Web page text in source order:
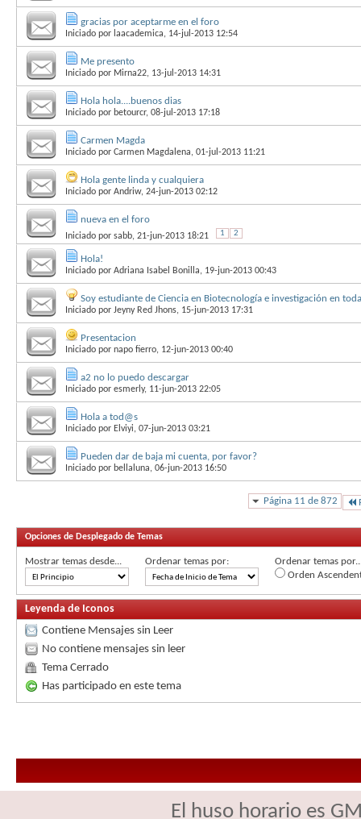
gracias por aceptarme en el foro
Iniciado por laacademica, 14-jul-2013 12:54
Me presento
Iniciado por Mirna22, 13-jul-2013 14:31
Hola hola....buenos dias
Iniciado por betourcr, 08-jul-2013 17:18
Carmen Magda
Iniciado por Carmen Magdalena, 01-jul-2013 11:21
Hola gente linda y cualquiera
Iniciado por Andriw, 24-jun-2013 02:12
nueva en el foro
Iniciado por sabb, 21-jun-2013 18:21 1 2
Hola!
Iniciado por Adriana Isabel Bonilla, 19-jun-2013 00:43
Soy estudiante de Ciencia en Biotecnología e investigación en
Iniciado por Jeyny Red Jhons, 15-jun-2013 17:31
Presentacion
Iniciado por napo fierro, 12-jun-2013 00:40
a2 no lo puedo descargar
Iniciado por esmerly, 11-jun-2013 22:05
Hola a tod@s
Iniciado por Elviyi, 07-jun-2013 03:21
Pueden dar de baja mi cuenta, por favor?
Iniciado por bellaluna, 06-jun-2013 16:50
Página 11 de 872
Opciones de Desplegado de Temas
Mostrar temas desde... Ordenar temas por:
Ordenar temas
Orden
Leyenda de Iconos
Contiene Mensajes sin Leer
No contiene mensajes sin leer
Tema Cerrado
Has participado en este tema
El huso horario es